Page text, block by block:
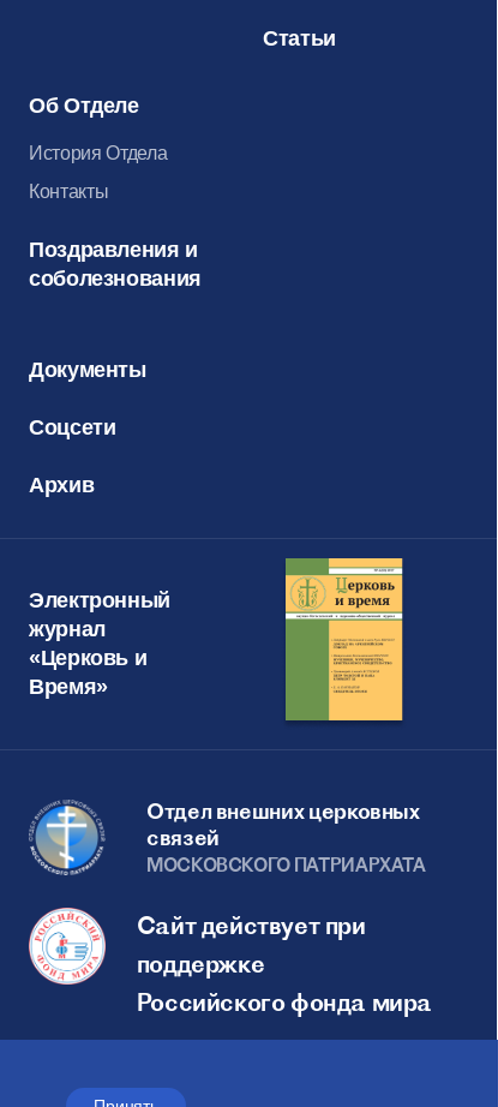
Статьи
Об Отделе
История Отдела
Контакты
Поздравления и
соболезнования
Документы
Соцсети
Архив
Электронный
журнал
«Церковь и
Время»
Отдел внешних церковных
связей
МОСКОВСКОГО ПАТРИАРХАТА
Сайт действует при
поддержке
Российского фонда мира
Фонда поддержки христианской